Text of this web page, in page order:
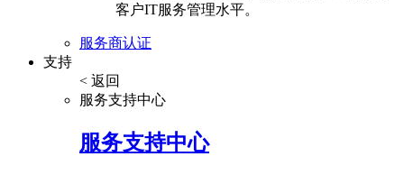
客户IT服务管理水平。
服务商认证
支持
< 返回
服务支持中心
服务支持中心